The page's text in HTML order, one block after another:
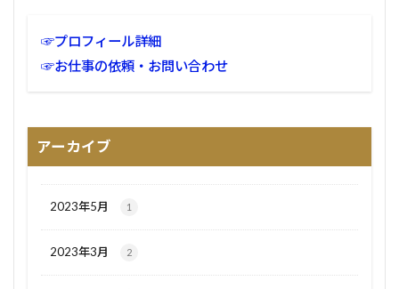
☞プロフィール詳細
☞お仕事の依頼・お問い合わせ
アーカイブ
2023年5月 1
2023年3月 2